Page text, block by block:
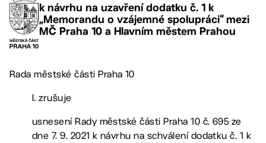
k návrhu na uzavření dodatku č. 1 k
„Memorandu o vzájemné spolupráci“ mezi
MČ Praha 10 a Hlavním městem Prahou
Rada městské části Praha 10
I. zrušuje
usnesení Rady městské části Praha 10 č. 695 ze
dne 7. 9. 2021 k návrhu na schválení dodatku č. 1 k